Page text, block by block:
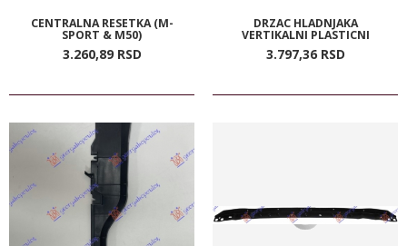
CENTRALNA RESETKA (M-
SPORT & M50)
3.260,89 RSD
DRZAC HLADNJAKA
VERTIKALNI PLASTICNI
3.797,36 RSD